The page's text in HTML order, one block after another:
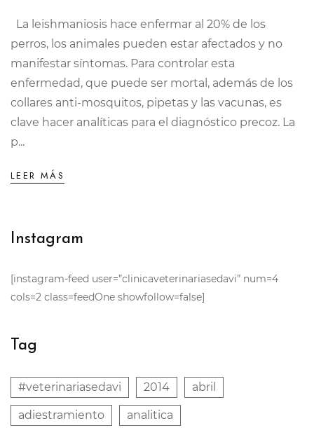
La leishmaniosis hace enfermar al 20% de los
perros, los animales pueden estar afectados y no
manifestar síntomas. Para controlar esta
enfermedad, que puede ser mortal, además de los
collares anti-mosquitos, pipetas y las vacunas, es
clave hacer analíticas para el diagnóstico precoz. La
p...
LEER MÁS
Instagram
[instagram-feed user=”clinicaveterinariasedavi” num=4
cols=2 class=feedOne showfollow=false]
Tag
#veterinariasedavi 2014 abril
adiestramiento analitica